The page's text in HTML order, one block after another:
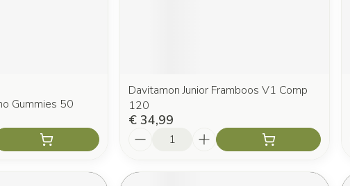
Gummies 50
Davitamon Junior Framboos V1 Comp
120
€ 34,99